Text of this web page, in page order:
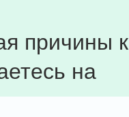
причины
на